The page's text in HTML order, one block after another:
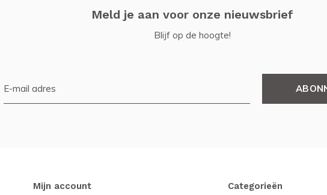
Meld je aan voor onze nieuwsbrief
Blijf op de hoogte!
Mijn account Categorieën